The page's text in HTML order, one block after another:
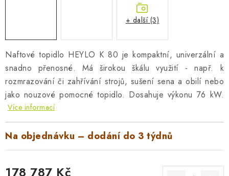
Servis Reklamace
Náhradní díly Könner & Söhnen
Reklamační řád
Slovník pojmů
Zpětný odběr elektrozařízení a baterií
Návody
Novinky Blog Reference Katalog
Naftové topidlo HEYLO K 80 je kompaktní, univerzální a
snadno přenosné. Má širokou škálu využití - např. k
rozmrazování či zahřívání strojů, sušení sena a obilí nebo
jako nouzové pomocné topidlo. Dosahuje výkonu 76 kW.
Více informací
Na objednávku – dodání do 3 týdnů
178 787 Kč
+ další (3)